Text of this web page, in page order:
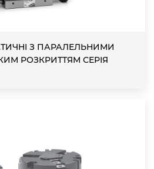
З ПАРАЛЕЛЬНИМИ
РОЗКРИТТЯМ СЕРІЯ